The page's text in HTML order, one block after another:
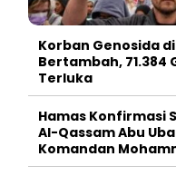
Korban Genosida
Bertambah, 71.384
Terluka
Hamas Konfirmasi
Al-Qassam Abu
Komandan